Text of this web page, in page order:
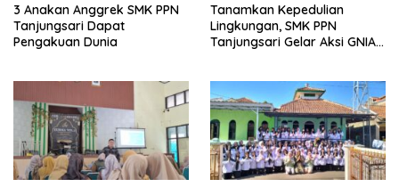
3 Anakan Anggrek SMK PPN
Tanjungsari Dapat
Pengakuan Dunia
Tanamkan Kepedulian
Lingkungan, SMK PPN
Tanjungsari Gelar Aksi GNIA